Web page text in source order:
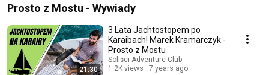
Prosto z Mostu - Wywiady
21:30
3 Lata Jachtostopem po
Karaibach! Marek Kramarczyk -
Prosto z Mostu
Soliści Adventure Club
1.2K views
7 years ago